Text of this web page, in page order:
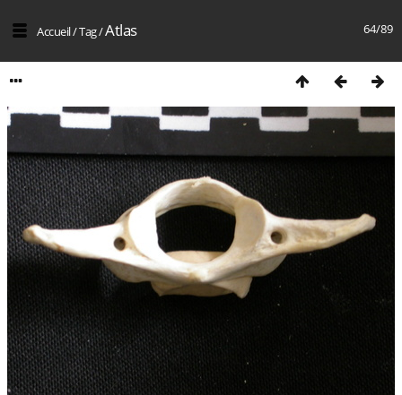
64/89
Accueil/Tag/Atlas